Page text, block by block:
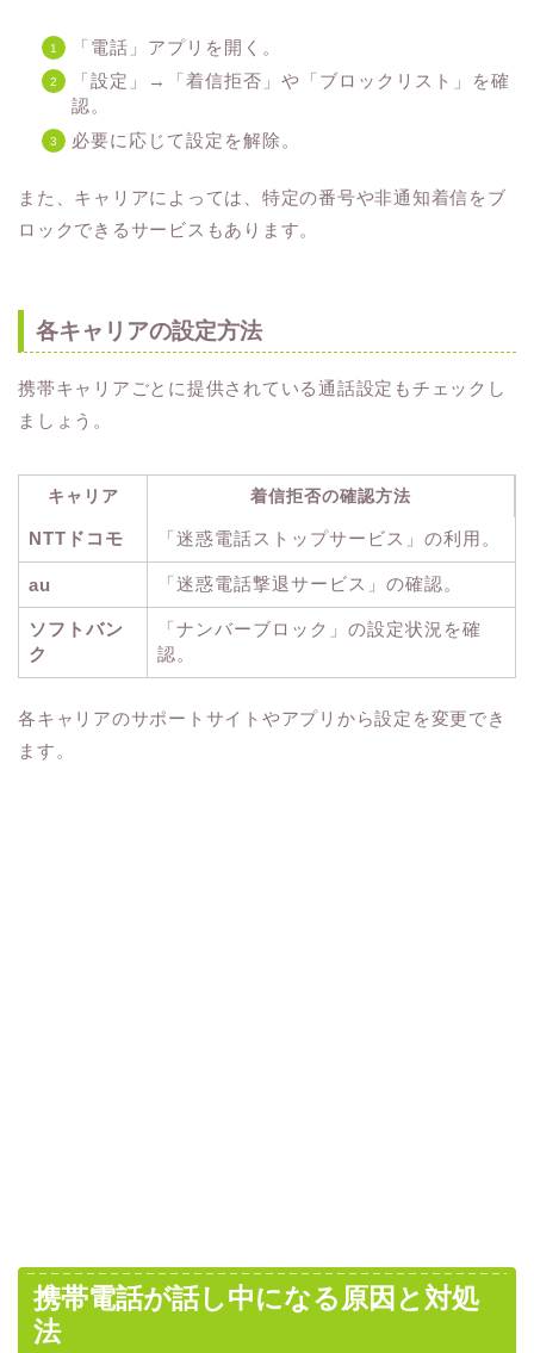
「電話」アプリを開く。
「設定」→「着信拒否」や「ブロックリスト」を確
認。
必要に応じて設定を解除。
また、キャリアによっては、特定の番号や非通知着信をブ
ロックできるサービスもあります。
各キャリアの設定方法
携帯キャリアごとに提供されている通話設定もチェックし
ましょう。
キャリア 着信拒否の確認方法
NTTドコモ 「迷惑電話ストップサービス」の利用。
au 「迷惑電話撃退サービス」の確認。
ソフトバン
ク
「ナンバーブロック」の設定状況を確
認。
各キャリアのサポートサイトやアプリから設定を変更でき
ます。
携帯電話が話し中になる原因と対処
法